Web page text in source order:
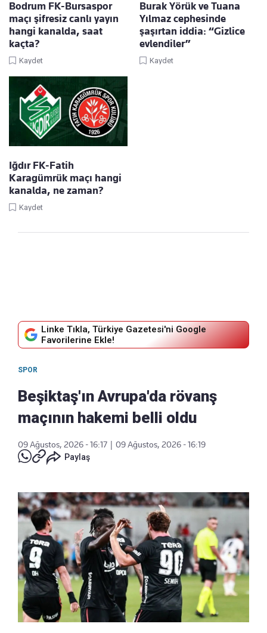
Bodrum FK-Bursaspor
maçı şifresiz canlı yayın
hangi kanalda, saat
kaçta?
Kaydet
Burak Yörük ve Tuana
Yılmaz cephesinde
şaşırtan iddia: “Gizlice
evlendiler”
Kaydet
Iğdır FK-Fatih
Karagümrük maçı hangi
kanalda, ne zaman?
Kaydet
Linke Tıkla, Türkiye Gazetesi'ni Google
Favorilerine Ekle!
SPOR
Beşiktaş'ın Avrupa'da rövanş
maçının hakemi belli oldu
09 Ağustos, 2026 - 16:17
09 Ağustos, 2026 - 16:19
Paylaş